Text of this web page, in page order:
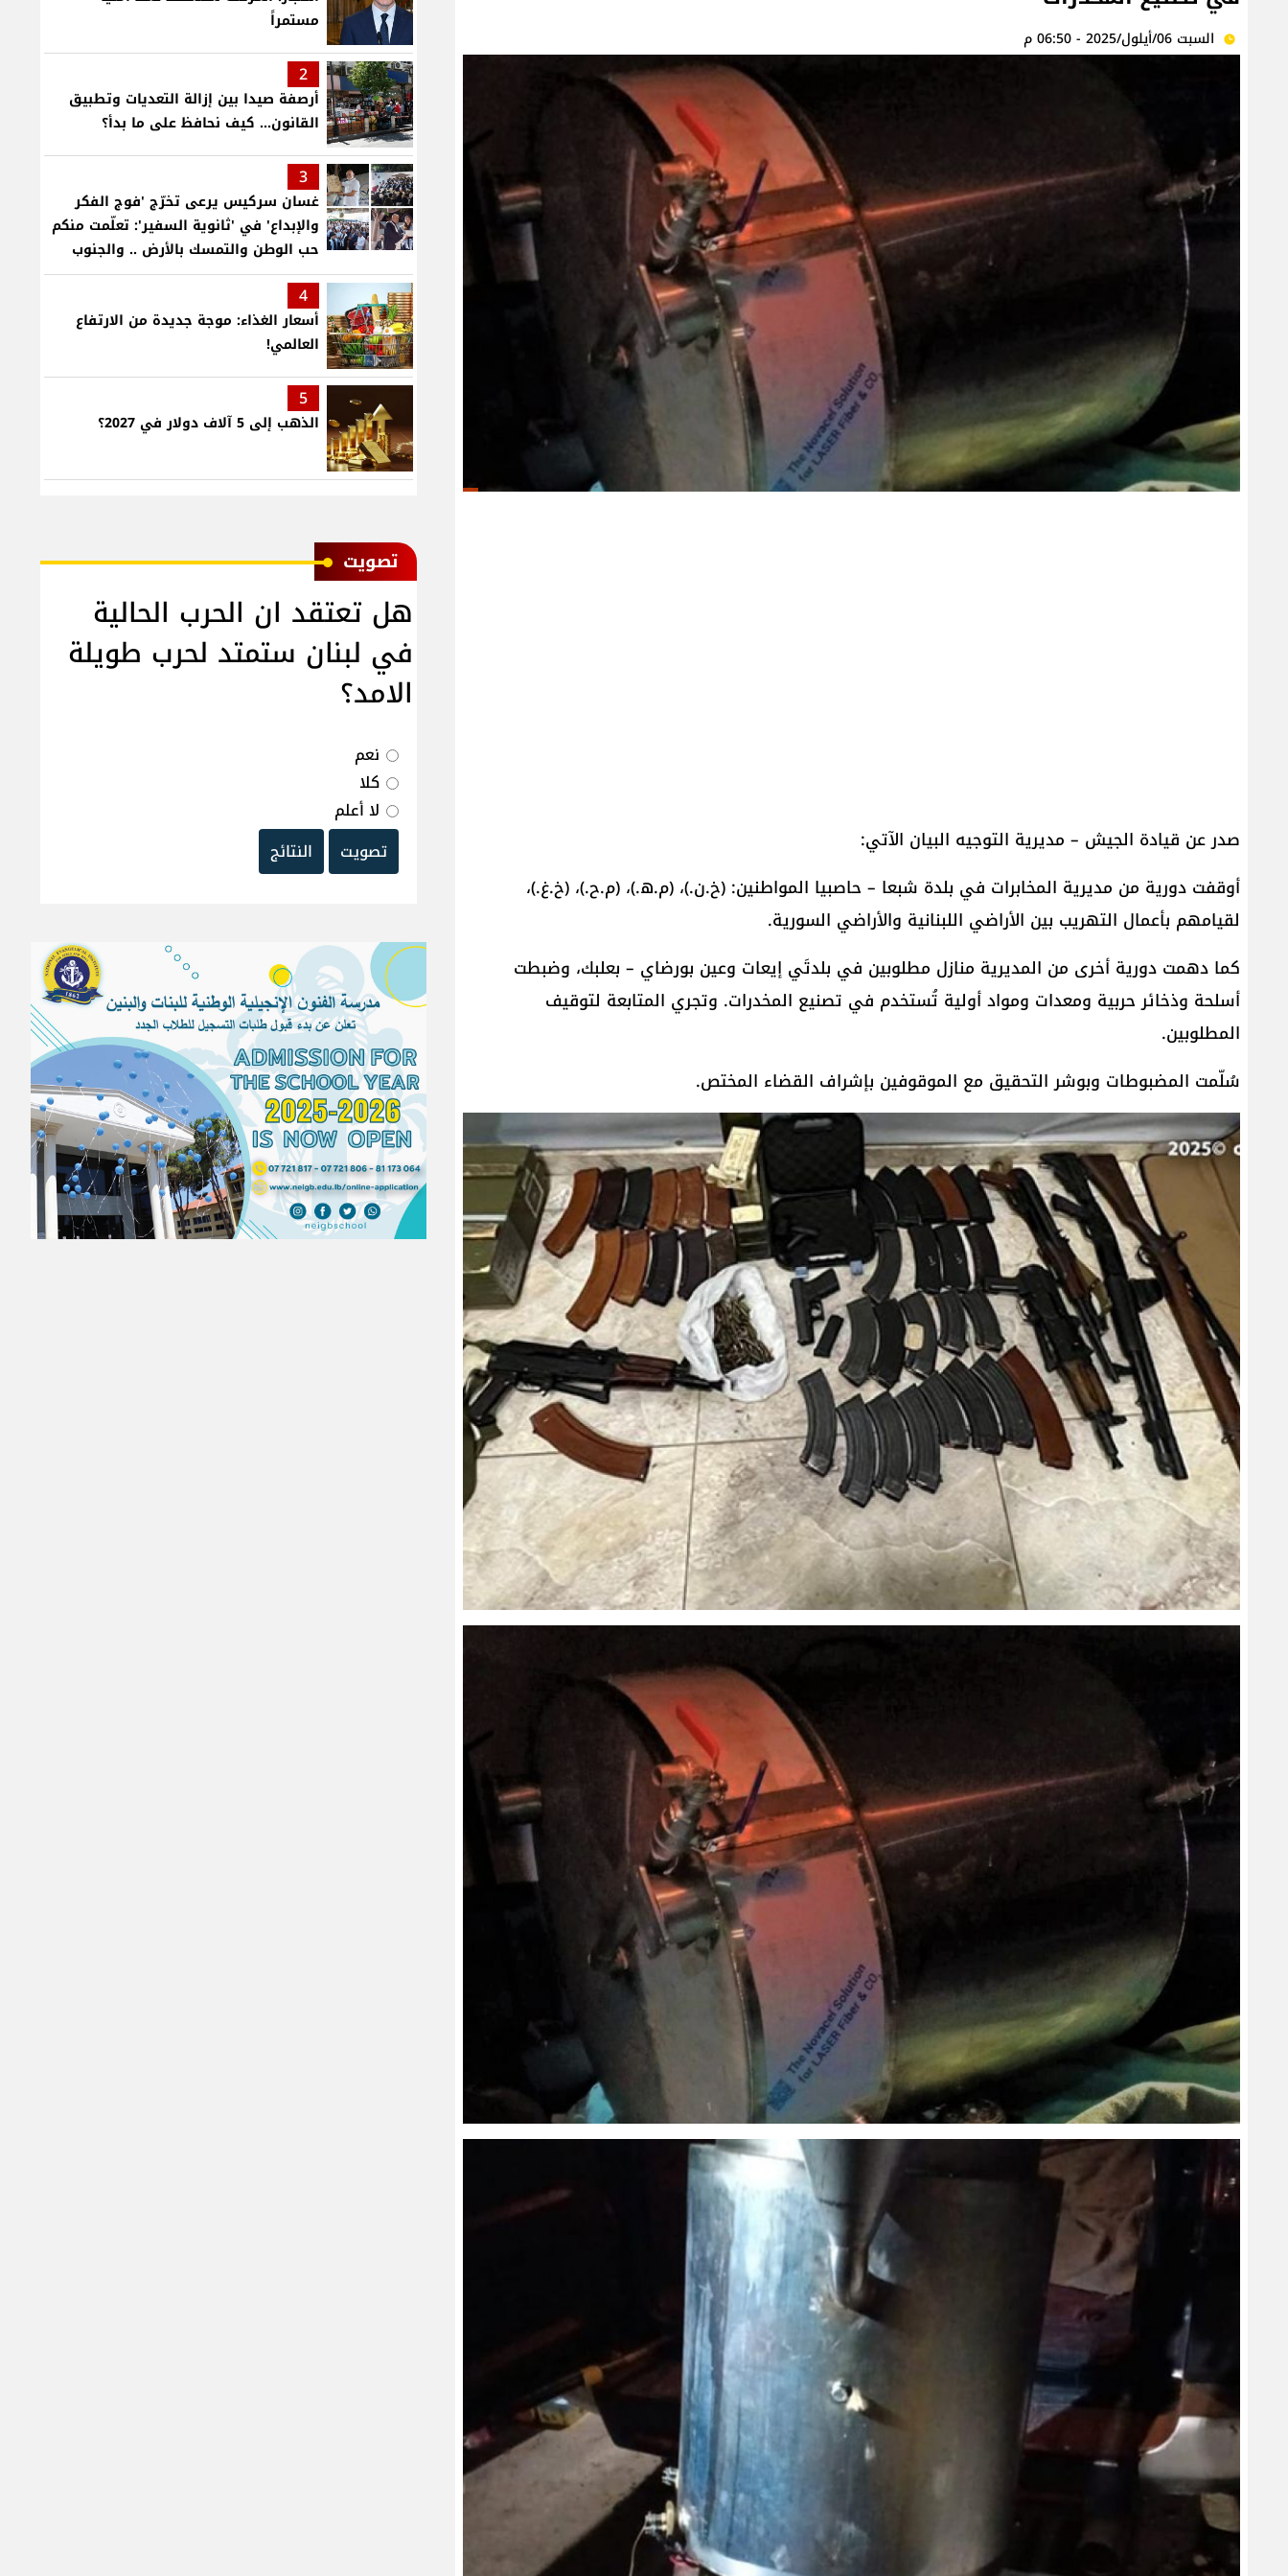
السبت 06/أيلول/2025 - 06:50 م
صدر عن قيادة الجيش – مديرية التوجيه البيان الآتي:
أوقفت دورية من مديرية المخابرات في بلدة شبعا – حاصبيا المواطنين: (خ.ن.)، (م.ه.)، (م.ح.)، (خ.غ.)،
لقيامهم بأعمال التهريب بين الأراضي اللبنانية والأراضي السورية.
كما دهمت دورية أخرى من المديرية منازل مطلوبين في بلدتَي إيعات وعين بورضاي – بعلبك، وضبطت
أسلحة وذخائر حربية ومعدات ومواد أولية تُستخدم في تصنيع المخدرات. وتجري المتابعة لتوقيف
المطلوبين.
سُلّمت المضبوطات وبوشر التحقيق مع الموقوفين بإشراف القضاء المختص.
مستمراً
2
أرصفة صيدا بين إزالة التعديات وتطبيق
القانون... كيف نحافظ على ما بدأ؟
3
غسان سركيس يرعى تخرّج 'فوج الفكر
والإبداع' في 'ثانوية السفير': تعلّمت منكم
حب الوطن والتمسك بالأرض .. والجنوب
هو عزة وكرامة لبنان
4
أسعار الغذاء: موجة جديدة من الارتفاع
العالمي!
5
الذهب إلى 5 آلاف دولار في 2027؟
ﺗﺼﻮﻳﺖ
هل تعتقد ان الحرب الحالية
في لبنان ستمتد لحرب طويلة
الامد؟
نعم
كلا
لا أعلم
تصويت
النتائج